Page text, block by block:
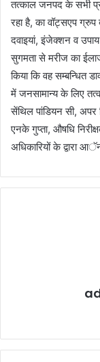
तत्काल जनपद के सभी
रहा है, का वॉट्सएप ग्रुप
दवाइयां, इंजेक्शन व
सुगमता से मरीज का
किया कि वह सम्बन्धित
में जनसामान्य के लिए
सेंथिल पांडियन सी, अपर
एनके गुप्ता, औषधि
अधिकारियों के द्वारा